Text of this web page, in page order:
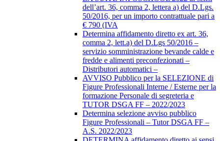
dell’art. 36, comma 2, lettera a) del D.Lgs.
50/2016, per un importo contrattuale pari a
€ 790 (IVA
Determina affidamento diretto ex art. 36,
comma 2, lett.a) del D.Lgs 50/2016 –
servizio somministrazione bevande calde e
fredde e alimenti preconfezionati –
Distributori automatici –
AVVISO Pubblico per la SELEZIONE di
Figure Professionali Interne / Esterne per la
formazione Personale di segreteria e
TUTOR DSGA FF – 2022/2023
Determina selezione avviso pubblico
Figure Professionali – Tutor DSGA FF –
A.S. 2022/2023